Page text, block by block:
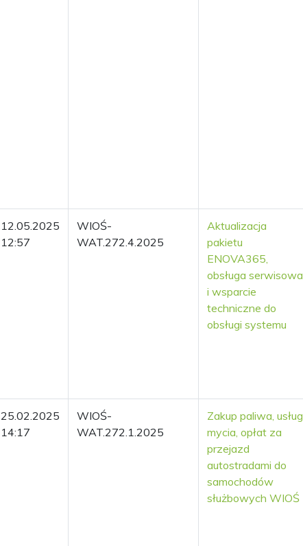
12.05.2025
12:57
WIOŚ-
WAT.272.4.2025
Aktualizacja
pakietu
ENOVA365,
obsługa serwisowa
i wsparcie
techniczne do
obsługi systemu
25.02.2025
14:17
WIOŚ-
WAT.272.1.2025
Zakup paliwa, usług
mycia, opłat za
przejazd
autostradami do
samochodów
służbowych WIOŚ